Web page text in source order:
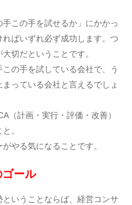
この手を試せるか」にかかっ
ばいずれ必ず成功します。つ
切だということです。
の手を試している会社で、う
っている会社と言えるでしょ
（計画・実行・評価・改善）
。
やる気になることです。
ール
いうことならば、経営コンサ